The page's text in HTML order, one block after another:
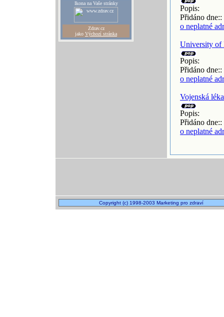
Ikona na Vaše stránky
Zdrav.cz
jako Výchozí stránka
Popis:
Přidáno
o neplatné
University of
Popis:
Přidáno
o neplatné
Vojenská
Popis:
Přidáno
o neplatné
Copyright (c) 1998-2003 Marketing pro zdraví